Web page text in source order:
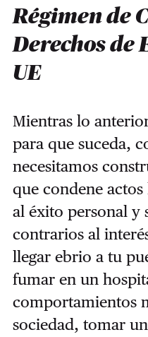
Régimen de
Derechos de
UE
Mientras lo
para que suceda,
necesitamos
que condene actos
al éxito personal y
contrarios al
llegar ebrio a tu
fumar en un
comportamientos
sociedad, tomar